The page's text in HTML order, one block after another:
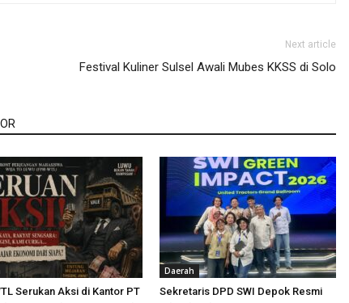
Next article
Festival Kuliner Sulsel Awali Mubes KKSS di Solo
Serukan Aksi di Kantor PT
Daerah
Sekretaris DPD SWI Depok Resmi